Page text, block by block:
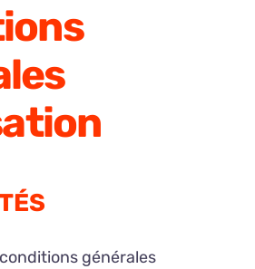
générales